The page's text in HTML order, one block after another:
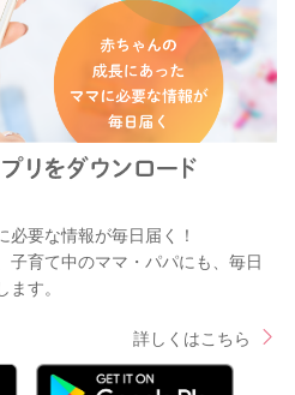
要な情報が毎日届く！
子育て中のママ・パパにも、毎日
す。
詳しくはこちら